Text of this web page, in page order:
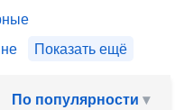
Показать ещё
По популярности